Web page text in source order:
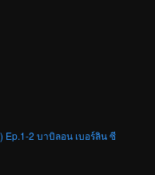
Ep.1-2 บาบิลอน เบอร์ลิน ซี